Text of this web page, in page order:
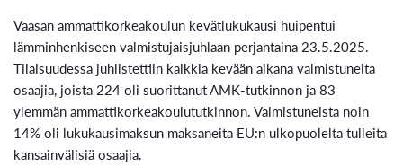
Vaasan ammattikorkeakoulun kevätlukukausi huipentui
lämminhenkiseen valmistujaisjuhlaan perjantaina 23.5.2025.
Tilaisuudessa juhlistettiin kaikkia kevään aikana valmistuneita
osaajia, joista 224 oli suorittanut AMK-tutkinnon ja 83
ylemmän ammattikorkeakoulututkinnon. Valmistuneista noin
14% oli lukukausimaksun maksaneita EU:n ulkopuolelta tulleita
kansainvälisiä osaajia.